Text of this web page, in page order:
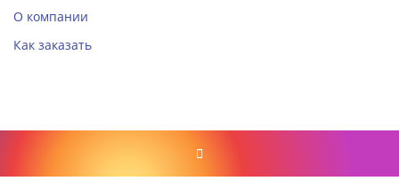
О компании
Как заказать